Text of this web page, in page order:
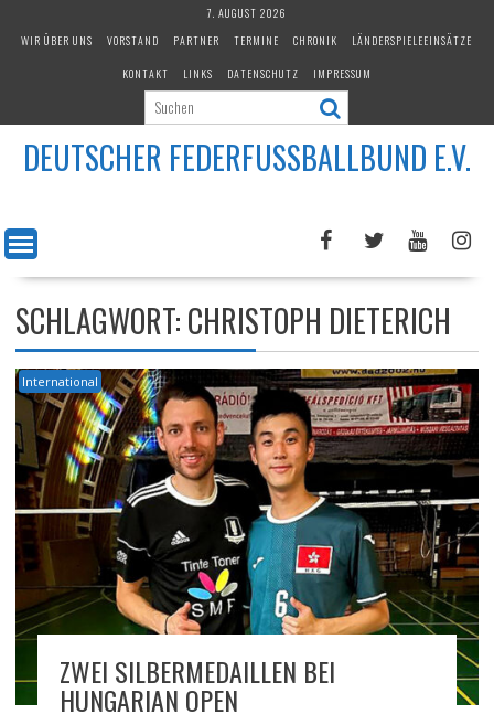
7. AUGUST 2026
WIR ÜBER UNS
VORSTAND PARTNER TERMINE CHRONIK
LÄNDERSPIELEEINSÄTZE
KONTAKT
LINKS DATENSCHUTZ IMPRESSUM
DEUTSCHER FEDERFUSSBALLBUND E.V.
SCHLAGWORT:CHRISTOPH DIETERICH
International
ZWEI SILBERMEDAILLEN BEI
HUNGARIAN OPEN